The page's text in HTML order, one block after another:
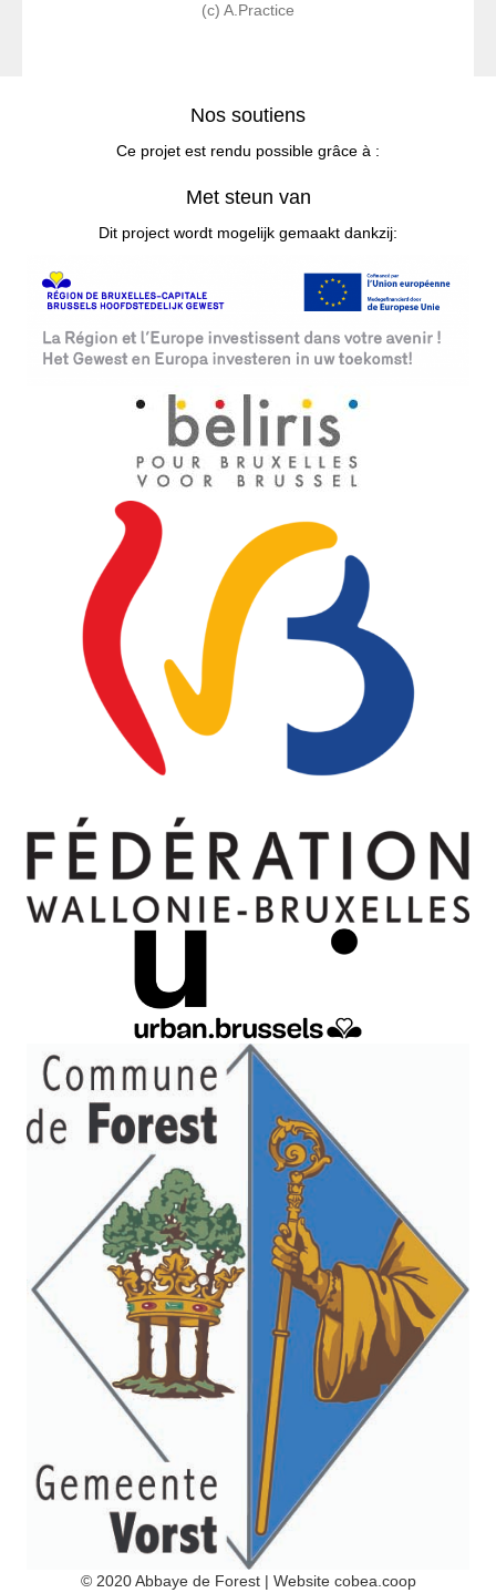
(c) A.Practice
Nos soutiens
Ce projet est rendu possible grâce à :
Met steun van
Dit project wordt mogelijk gemaakt dankzij:
© 2020 Abbaye de Forest | Website cobea.coop